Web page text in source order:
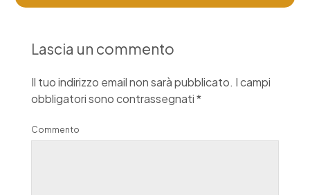
Lascia un commento
Il tuo indirizzo email non sarà pubblicato. I campi
obbligatori sono contrassegnati*
Commento